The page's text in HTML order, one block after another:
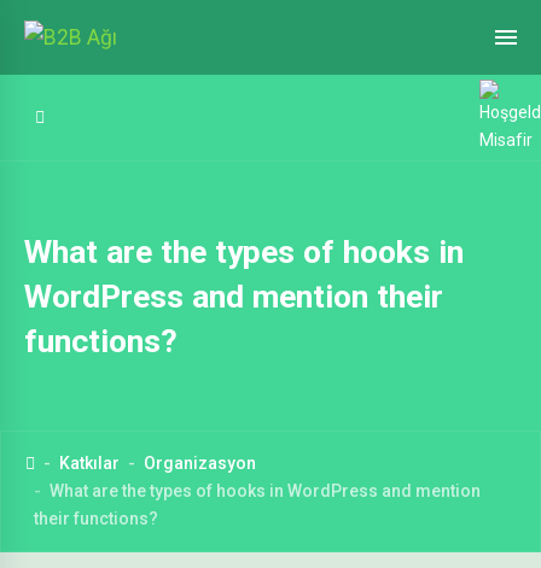
What are the types of hooks in
WordPress and mention their
functions?
Katkılar
Organizasyon
What are the types of hooks in WordPress and mention
their functions?